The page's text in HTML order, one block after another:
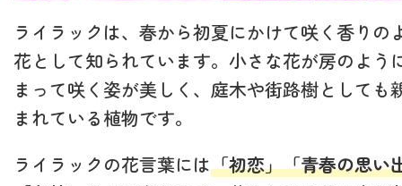
ライラックは、春から初夏にかけて咲く香りの
花として知られています。小さな花が房のよう
まって咲く姿が美しく、庭木や街路樹としても
まれている植物です。
ライラックの花言葉には「初恋」「青春の思い